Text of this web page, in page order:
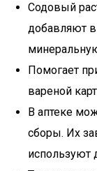
Содовый
добавляют
Помогает
вареной
В аптеке
сборы. Их
используют